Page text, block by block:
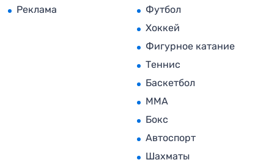
Реклама
Футбол
Хоккей
Фигурное катание
Теннис
Баскетбол
MMA
Бокс
Автоспорт
Шахматы